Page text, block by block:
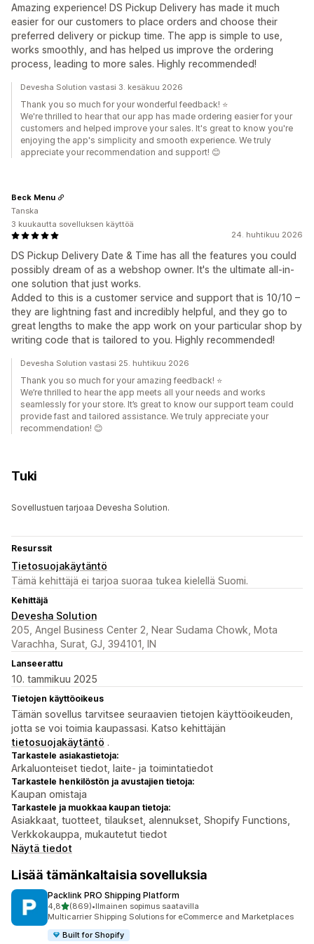
Amazing experience! DS Pickup Delivery has made it much
easier for our customers to place orders and choose their
preferred delivery or pickup time. The app is simple to use,
works smoothly, and has helped us improve the ordering
process, leading to more sales. Highly recommended!
Devesha Solution vastasi 3. kesäkuu 2026
Thank you so much for your wonderful feedback! ⭐
We're thrilled to hear that our app has made ordering easier for your
customers and helped improve your sales. It's great to know you're
enjoying the app's simplicity and smooth experience. We truly
appreciate your recommendation and support! 😊
24. huhtikuu 2026
DS Pickup Delivery Date & Time has all the features you could
possibly dream of as a webshop owner. It's the ultimate all-in-
one solution that just works.
Added to this is a customer service and support that is 10/10 –
they are lightning fast and incredibly helpful, and they go to
great lengths to make the app work on your particular shop by
writing code that is tailored to you. Highly recommended!
Beck Menu
Tanska
3 kuukautta sovelluksen käyttöä
Devesha Solution vastasi 25. huhtikuu 2026
Thank you so much for your amazing feedback! ⭐
We’re thrilled to hear the app meets all your needs and works
seamlessly for your store. It’s great to know our support team could
provide fast and tailored assistance. We truly appreciate your
recommendation! 😊
Tuki
Sovellustuen tarjoaa Devesha Solution.
Resurssit
Tietosuojakäytäntö
Tämä kehittäjä ei tarjoa suoraa tukea kielellä Suomi.
Kehittäjä
Devesha Solution
205, Angel Business Center 2, Near Sudama Chowk, Mota
Varachha, Surat, GJ, 394101, IN
Lanseerattu
10. tammikuu 2025
Tietojen käyttöoikeus
Tämän sovellus tarvitsee seuraavien tietojen käyttöoikeuden,
jotta se voi toimia kaupassasi. Katso kehittäjän
tietosuojakäytäntö .
Tarkastele asiakastietoja:
Arkaluonteiset tiedot, laite- ja toimintatiedot
Tarkastele henkilöstön ja avustajien tietoja:
Kaupan omistaja
Tarkastele ja muokkaa kaupan tietoja:
Asiakkaat, tuotteet, tilaukset, alennukset, Shopify Functions,
Verkkokauppa, mukautetut tiedot
Näytä tiedot
Lisää tämänkaltaisia sovelluksia
Packlink PRO Shipping Platform
4,8/ 5 tähteä
(869)
869 arvostelua yhteensä
•Ilmainen sopimus saatavilla
Multicarrier Shipping Solutions for eCommerce and Marketplaces
Built for Shopify